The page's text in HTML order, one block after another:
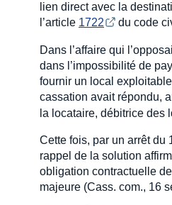
lien direct avec la
l’article 1722 du code
Dans l’affaire qui
dans l’impossibilité de
fournir un local
cassation avait répondu,
la locataire, débitrice des
Cette fois, par un arrêt du
rappel de la solution
obligation contractuelle
majeure (Cass. com., 16